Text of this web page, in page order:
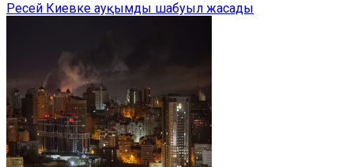
Ресей Киевке ауқымды шабуыл жасады